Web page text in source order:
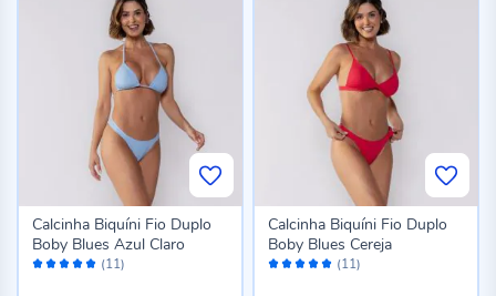
Avaliação: (11)
Calcinha Biquíni Fio Duplo
Boby Blues Azul Claro
Avaliação: (11)
Calcinha Biquíni Fio Duplo
Boby Blues Cereja